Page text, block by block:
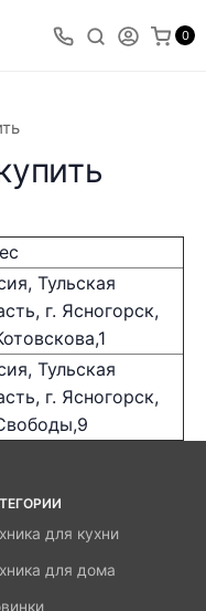
0
Тульская
г. Ясногорск,
Тульская
г. Ясногорск,
для кухни
для дома